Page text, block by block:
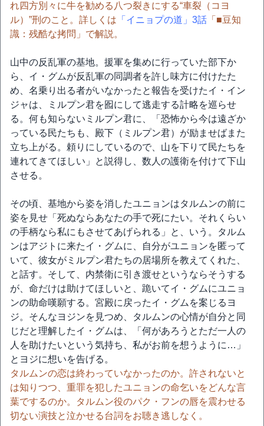
れ四方別々に牛を勧める八つ裂きにする“車裂（コヨ
ル）”刑のこと。詳しくは 「イニョプの道」3話 「■豆知
識：残酷な拷問」で解説。
山中の反乱軍の基地。援軍を集めに行っていた部下か
ら、イ・グムが反乱軍の同調者を許し味方に付けたた
め、名乗り出る者がいなかったと報告を受けたイ・イン
ジャは、ミルプン君を囮にして逃走する計略を巡らせ
る。何も知らないミルプン君に、「恐怖から今は遠ざか
っている民たちも、殿下（ミルプン君）が励ませばまた
立ち上がる。頼りにしているので、山を下りて民たちを
連れてきてほしい」と説得し、数人の護衛を付けて下山
させる。
その頃、基地から姿を消したユニョンはタルムンの前に
姿を見せ「死ぬならあなたの手で死にたい。それくらい
の手柄なら私にもさせてあげられる」と、いう。タルム
ンはアジトに来たイ・グムに、自分がユニョンを匿って
いて、彼女がミルプン君たちの居場所を教えてくれた、
と話す。そして、内禁衛に引き渡せというならそうする
が、命だけは助けてほしいと、跪いてイ・グムにユニョ
ンの助命嘆願する。宮殿に戻ったイ・グムを案じるヨ
ジ。そんなヨジンを見つめ、タルムンの心情が自分と同
じだと理解したイ・グムは、「何があろうとただ一人の
人を助けたいという気持ち、私がお前を想うように…」
とヨジに想いを告げる。
タルムンの恋は終わっていなかったのか。許されないと
は知りつつ、重罪を犯したユニョンの命乞いをどんな言
葉でするのか。タルムン役のパク・フンの唇を震わせる
切ない演技と泣かせる台詞をお聴き逃しなく。